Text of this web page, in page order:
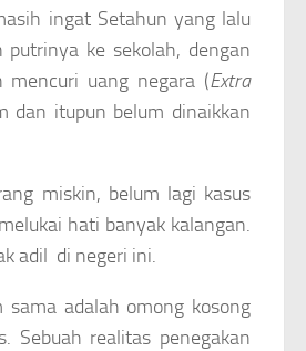
ingat Setahun yang lalu
ke sekolah, dengan
mencuri uang negara (Extra
dan itupun belum dinaikkan
miskin, belum lagi kasus
hati banyak kalangan.
adil di negeri ini.
adalah omong kosong
Sebuah realitas penegakan